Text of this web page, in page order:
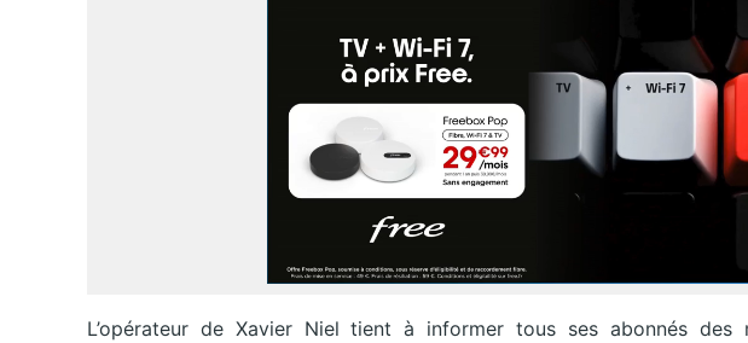
L’opérateur de Xavier Niel tient à informer tous ses abonnés des